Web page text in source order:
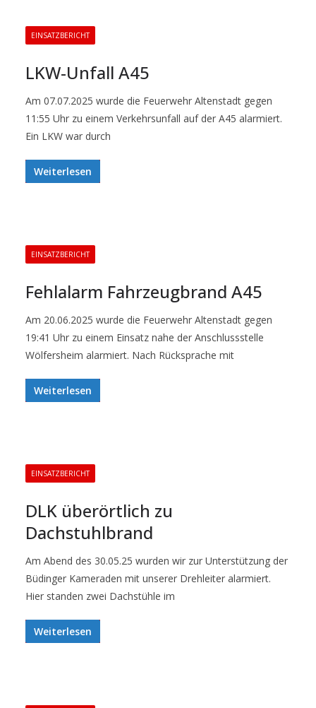
EINSATZBERICHT
LKW-Unfall A45
Am 07.07.2025 wurde die Feuerwehr Altenstadt gegen
11:55 Uhr zu einem Verkehrsunfall auf der A45 alarmiert.
Ein LKW war durch
Weiterlesen
EINSATZBERICHT
Fehlalarm Fahrzeugbrand A45
Am 20.06.2025 wurde die Feuerwehr Altenstadt gegen
19:41 Uhr zu einem Einsatz nahe der Anschlussstelle
Wölfersheim alarmiert. Nach Rücksprache mit
Weiterlesen
EINSATZBERICHT
DLK überörtlich zu
Dachstuhlbrand
Am Abend des 30.05.25 wurden wir zur Unterstützung der
Büdinger Kameraden mit unserer Drehleiter alarmiert.
Hier standen zwei Dachstühle im
Weiterlesen